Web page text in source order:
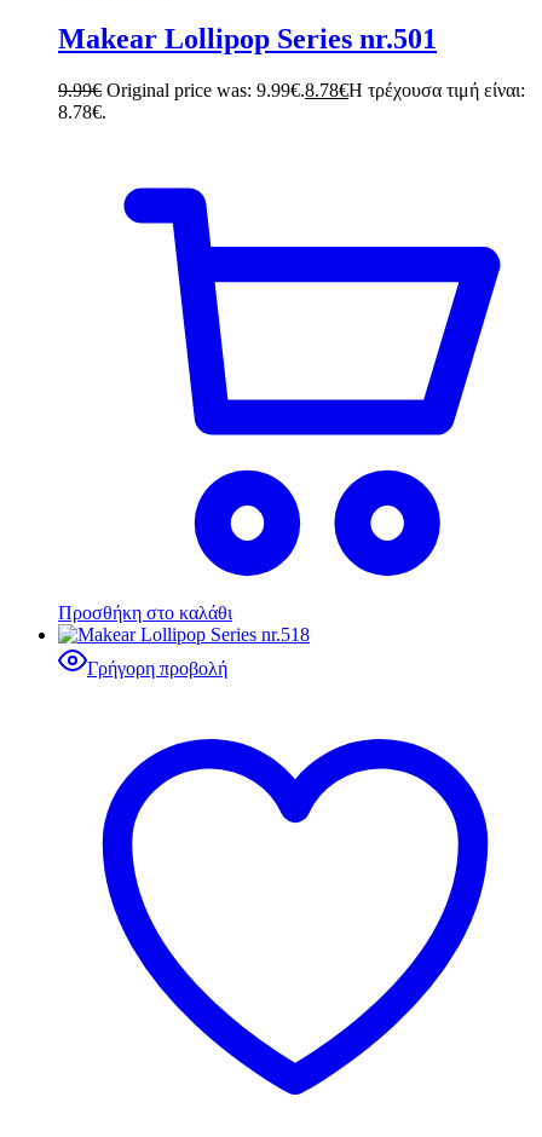
Makear Lollipop Series nr.501
9.99€ Original price was: 9.99€.8.78€Η τρέχουσα τιμή είναι:
8.78€.
Προσθήκη στο καλάθι
Γρήγορη προβολή